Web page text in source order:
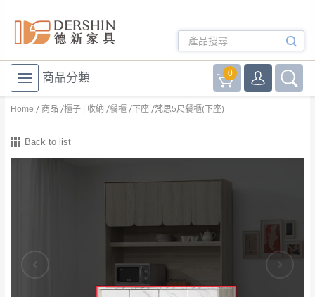
商品分類 0
Home 商品 櫃子 | 收納 餐櫃 下座 梵思5尺餐櫃(下座)
Back to list